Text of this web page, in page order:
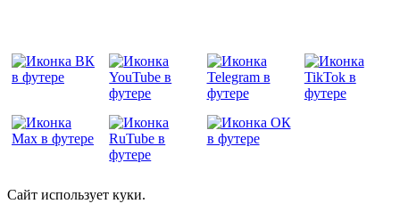
Сайт использует куки.